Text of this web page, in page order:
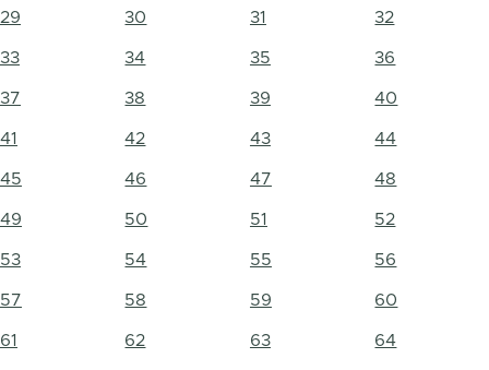
29 30 31 32
33 34 35 36
37 38 39 40
41 42 43 44
45 46 47 48
49 50 51 52
53 54 55 56
57 58 59 60
61 62 63 64